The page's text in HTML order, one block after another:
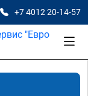
+7 4012 20-14-57